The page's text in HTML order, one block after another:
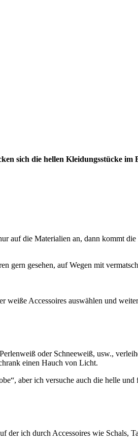
sich die hellen Kleidungsstücke im
auf die Materialien an, dann kommt
gesehen, auf Wegen mit
weiße Accessoires auswählen und
oder Schneeweiß, usw.,
einen Hauch von Licht.
aber ich versuche auch die helle
ich durch Accessoires wie Schals,